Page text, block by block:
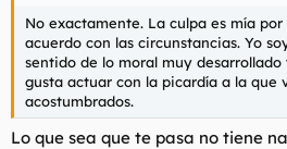
No exactamente. La culpa es mía
acuerdo con las circunstancias. Yo
sentido de lo moral muy
gusta actuar con la picardía a la que
acostumbrados.
Lo que sea que te pasa no tiene